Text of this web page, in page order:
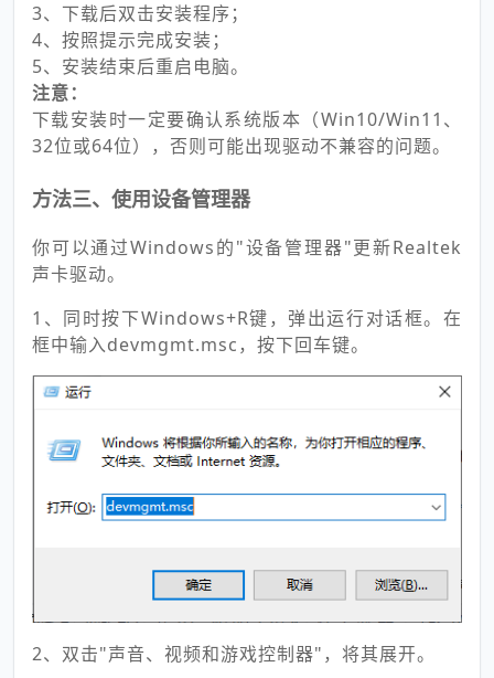
3、下载后双击安装程序；
4、按照提示完成安装；
5、安装结束后重启电脑。
注意：
下载安装时一定要确认系统版本（Win10/Win11、
32位或64位），否则可能出现驱动不兼容的问题。
方法三、使用设备管理器
你可以通过Windows的"设备管理器"更新Realtek
声卡驱动。
1、同时按下Windows+R键，弹出运行对话框。在
框中输入devmgmt.msc，按下回车键。
2、双击"声音、视频和游戏控制器"，将其展开。